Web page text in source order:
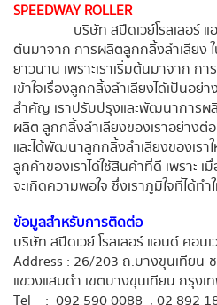
SPEEDWAY ROLLER
บริษัท สปีดเวย์โรลเลอร์ แอนด์
ต้นมาจาก การผลิตลูกกลิ้งลำเลียง ใ
ยาวนาน เพราะเราเริ่มต้นมาจาก ก
เข้าใจเรื่องลูกกลิ้งลำเลียงได้เป็นอย่า
สำคัญ เราปรับปรุงและพัฒนาการ
ผลิต ลูกกลิ้งลำเลียงของเราอย่างต่
และได้พัฒนาลูกกลิ้งลำเลียงของเรา
ลูกค้าของเราได้ใช้สินค้าที่ดี เพราะ
จะเกิดความพอใจ ซึ่งเราภูมิใจที่ได้ท
ข้อมูลสำหรับการติดต่อ
บริษัท สปีดเวย์ โรลเลอร์ แอนด์ คอนเ
Address : 26/203 ถ.บางขุนเทียน-ช
แขวงแสมดำ เขตบางขุนเทียน กรุงเ